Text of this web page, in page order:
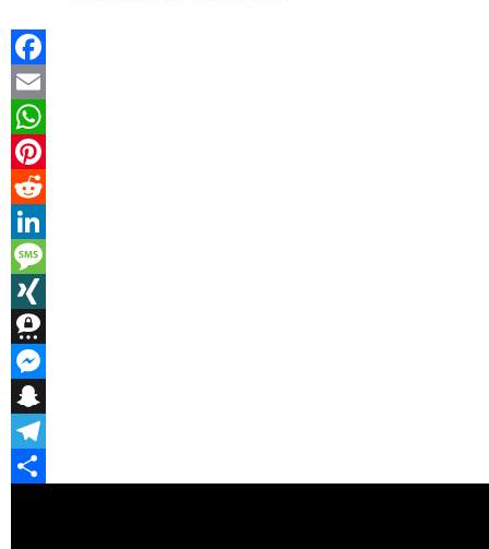
Facebook
Email
WhatsApp
Pinterest
Reddit
LinkedIn
Message
XING
Threema
Messenger
Snapchat
Telegram